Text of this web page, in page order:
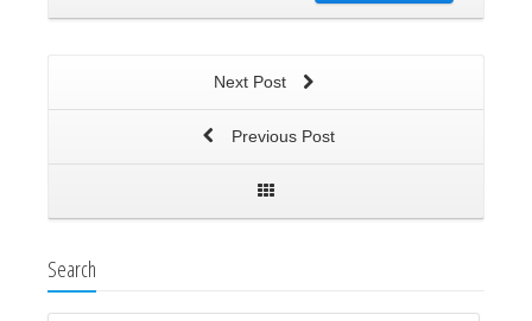
Next Post
Previous Post
Search